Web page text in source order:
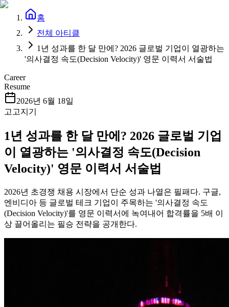
홈
전체 아티클
1년 성과를 한 달 만에? 2026 글로벌 기업이 열광하는
'의사결정 속도(Decision Velocity)' 영문 이력서 서술법
Career
Resume
2026년 6월 18일
고고지기
1년 성과를 한 달 만에? 2026 글로벌 기업
이 열광하는 '의사결정 속도(Decision
Velocity)' 영문 이력서 서술법
2026년 초경쟁 채용 시장에서 단순 성과 나열은 필패다. 구글,
엔비디아 등 글로벌 테크 기업이 주목하는 '의사결정 속도
(Decision Velocity)'를 영문 이력서에 녹여내어 합격률을 5배 이
상 끌어올리는 필승 전략을 공개한다.